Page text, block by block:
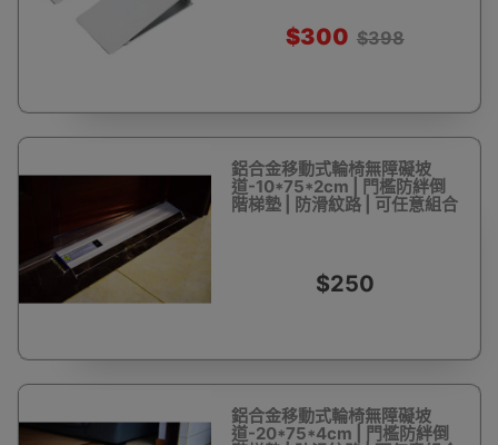
$300 $398
鋁合金移動式輪椅無障礙坡
道-10*75*2cm | 門檻防絆倒
階梯墊 | 防滑紋路 | 可任意組合
$250
鋁合金移動式輪椅無障礙坡
道-20*75*4cm | 門檻防絆倒